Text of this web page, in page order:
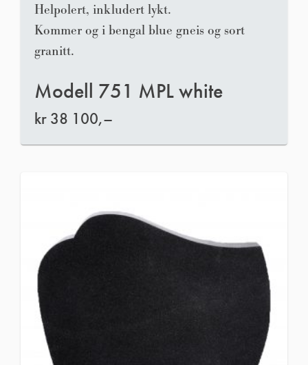
Helpolert, inkludert lykt.
Kommer og i bengal blue gneis og sort
granitt.
Modell 751 MPL white
kr 38 100,–